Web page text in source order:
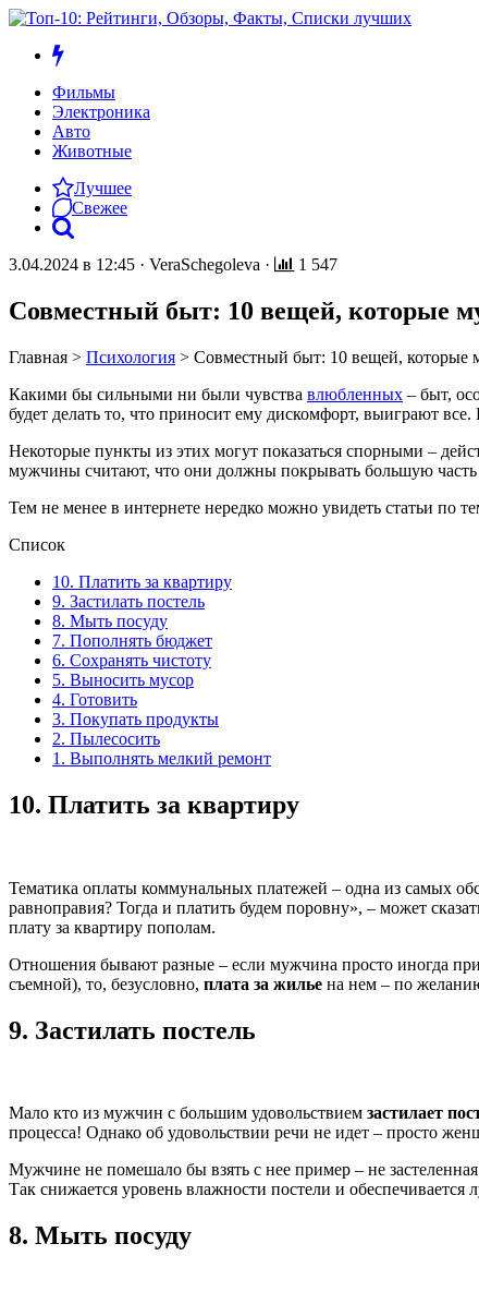
Фильмы
Электроника
Авто
Животные
Лучшее
Свежее
3.04.2024 в 12:45 · VeraSchegoleva · 1 547
Совместный быт: 10 вещей, которые
Главная > Психология > Совместный быт: 10 вещей, которые
Какими бы сильными ни были чувства влюбленных – быт,
будет делать то, что приносит ему дискомфорт, выиграют
Некоторые пункты из этих могут показаться спорными –
мужчины считают, что они должны покрывать большую часть
Тем не менее в интернете нередко можно увидеть статьи по
Список
10. Платить за квартиру
9. Застилать постель
8. Мыть посуду
7. Пополнять бюджет
6. Сохранять чистоту
5. Выносить мусор
4. Готовить
3. Покупать продукты
2. Пылесосить
1. Выполнять мелкий ремонт
10. Платить за квартиру
Тематика оплаты коммунальных платежей – одна из самых
равноправия? Тогда и платить будем поровну», – может
плату за квартиру пополам.
Отношения бывают разные – если мужчина просто иногда
съемной), то, безусловно, плата за жилье на нем – по
9. Застилать постель
Мало кто из мужчин с большим удовольствием застилает
процесса! Однако об удовольствии речи не идет – просто
Мужчине не помешало бы взять с нее пример – не
Так снижается уровень влажности постели и
8. Мыть посуду